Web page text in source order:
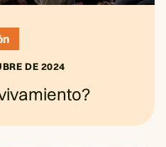
DE 2024